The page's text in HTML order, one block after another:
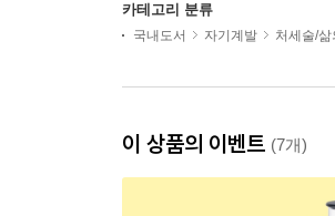
카테고리 분류
국내도서 자기계발 처세술/삶
이 상품의 이벤트 (7개)